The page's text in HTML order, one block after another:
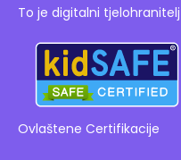
To je digitalni
Ovlaštene Certifikacije